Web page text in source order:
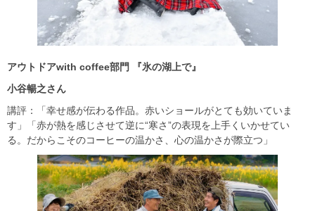
アウトドアwith coffee部門
『氷の湖上で』
小谷暢之さん
講評：「幸せ感が伝わる作品。赤いショールがとても効いていま
す」「赤が熱を感じさせて逆に“寒さ”の表現を上手くいかせてい
る。だからこそのコーヒーの温かさ、心の温かさが際立つ」